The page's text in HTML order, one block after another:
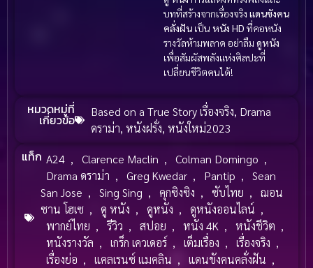
บทที่สร้างจากเรื่องจริง แดนขังคน
คลั่งฝัน เป็น หนัง HD ที่คอหนัง
รางวัลห้ามพลาด อย่าลืม ดูหนัง
เพื่อสัมผัสพลังแห่งศิลปะที่
เปลี่ยนชีวิตคนได้!
หมวดหมู่ที่
เกี่ยวข้อ
Based on a True Story เรื่องจริง, Drama
ดราม่า, หนังฝรั่ง, หนังใหม่2023
แท็ก A24 , Clarence Maclin , Colman Domingo ,
Drama ดราม่า , Greg Kwedar , Pantip ,
Sean
San Jose , Sing Sing , คุกซิงซิง , ซับไทย ,
ฌอน
ซาน โฮเซ , ดู หนัง , ดูหนัง , ดูหนังออนไลน์ ,
พากย์ไทย , รีวิว , สปอย , หนัง 4K , หนังชีวิต ,
หนังรางวัล , เกร็ก เควเดอร์ , เต็มเรื่อง , เรื่องจริง ,
เรื่องย่อ , แคลเรนซ์ แมคลิน , แดนขังคนคลั่งฝัน ,